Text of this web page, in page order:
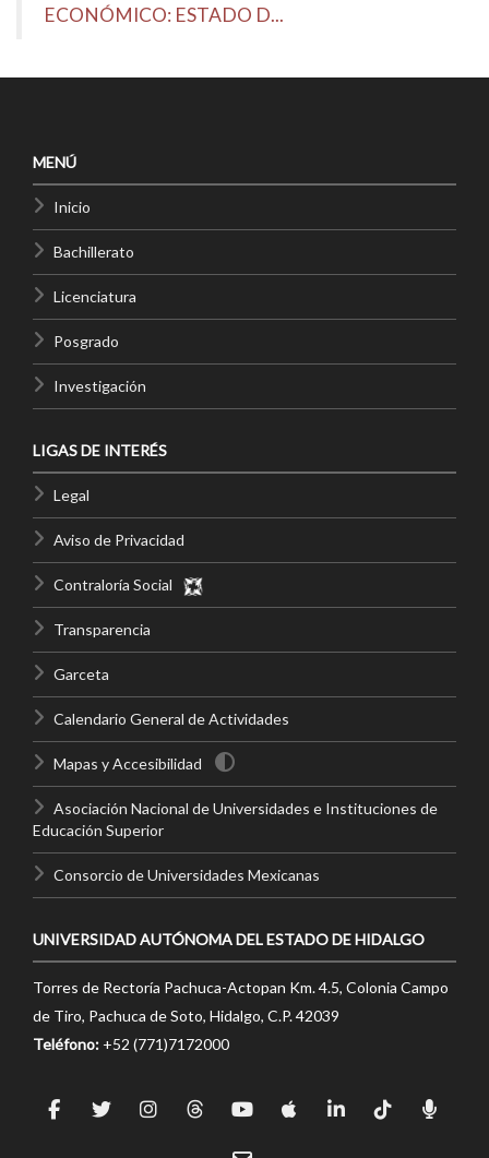
ECONÓMICO: ESTADO D...
MENÚ
Inicio
Bachillerato
Licenciatura
Posgrado
Investigación
LIGAS DE INTERÉS
Legal
Aviso de Privacidad
Contraloría Social
Transparencia
Garceta
Calendario General de Actividades
Mapas y Accesibilidad
Asociación Nacional de Universidades e Instituciones de
Educación Superior
Consorcio de Universidades Mexicanas
UNIVERSIDAD AUTÓNOMA DEL ESTADO DE HIDALGO
Torres de Rectoría Pachuca-Actopan Km. 4.5, Colonia Campo
de Tiro, Pachuca de Soto, Hidalgo, C.P. 42039
Teléfono: +52 (771)7172000